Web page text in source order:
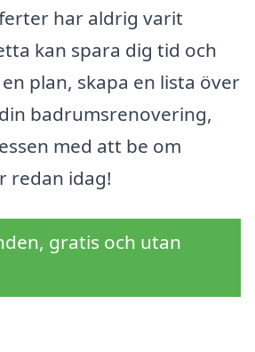
har aldrig varit
kan spara dig tid och
plan, skapa en lista över
badrumsrenovering,
med att be om
redan idag!
gratis och utan